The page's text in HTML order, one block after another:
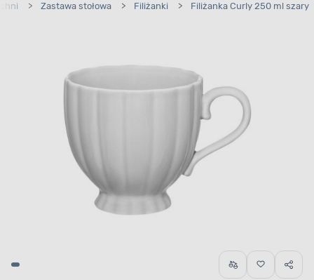
> Zastawa stołowa > Filiżanki > Filiżanka Curly 250 ml szary